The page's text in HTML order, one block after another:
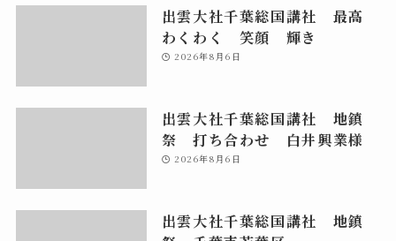
出雲大社千葉総国講社 最高
わくわく 笑顔 輝き
2026年8月6日
出雲大社千葉総国講社 地鎮
祭 打ち合わせ 白井興業様
2026年8月6日
出雲大社千葉総国講社 地鎮